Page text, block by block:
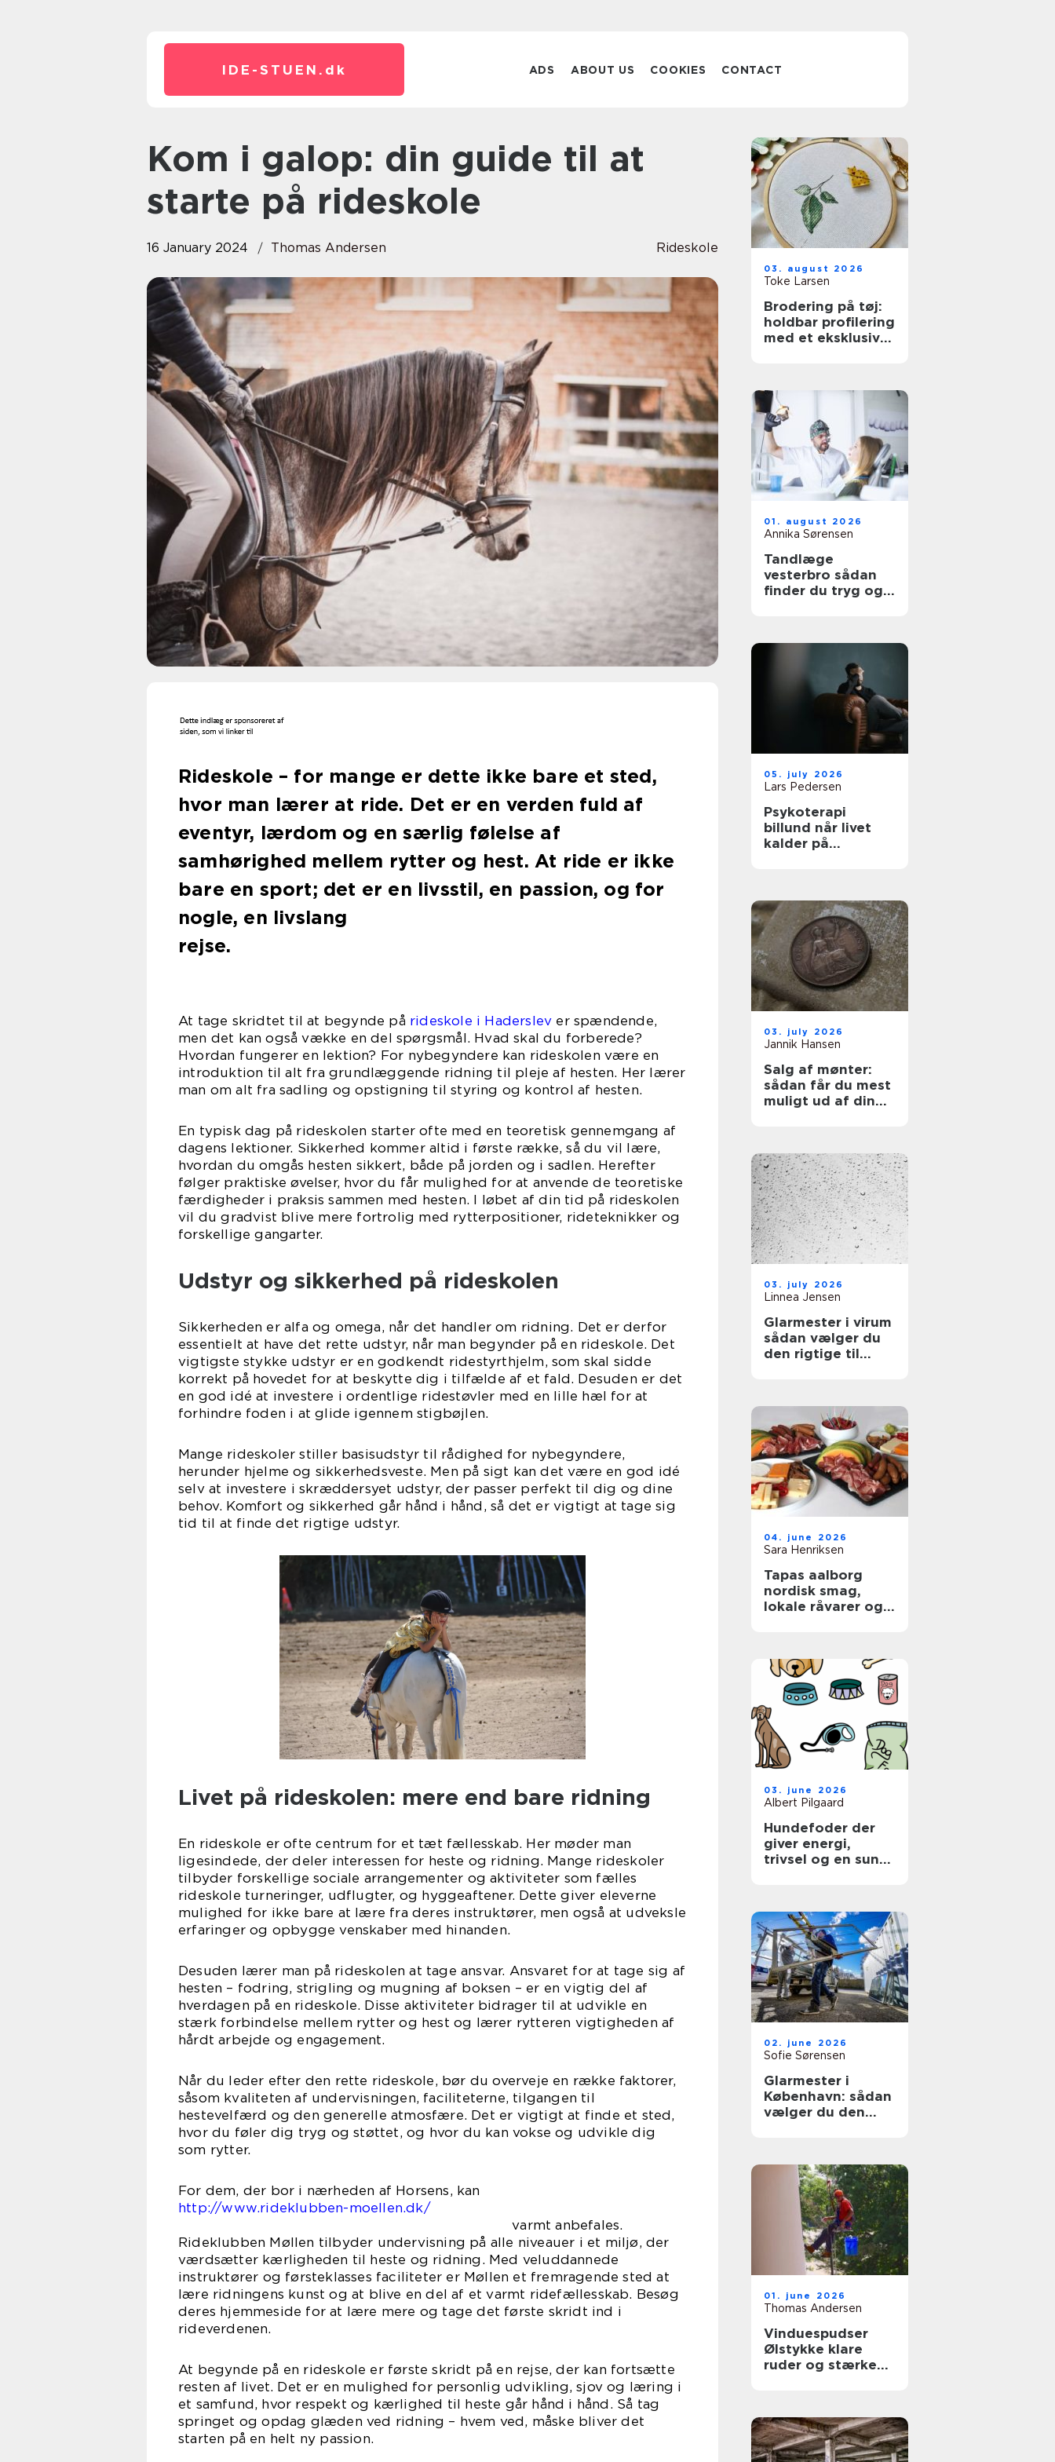
IDE-STUEN. dk ADS ABOUT US COOKIES CONTACT
Kom i galop: din guide til at
starte på rideskole
16 January 2024 Thomas Andersen Rideskole
Rideskole – for mange er dette ikke bare et sted,
hvor man lærer at ride. Det er en verden fuld af
eventyr, lærdom og en særlig følelse af
samhørighed mellem rytter og hest. At ride er ikke
bare en sport; det er en livsstil, en passion, og for
nogle, en livslang
rejse.
At tage skridtet til at begynde på rideskole i Haderslev er spændende,
men det kan også vække en del spørgsmål. Hvad skal du forberede?
Hvordan fungerer en lektion? For nybegyndere kan rideskolen være en
introduktion til alt fra grundlæggende ridning til pleje af hesten. Her lærer
man om alt fra sadling og opstigning til styring og kontrol af hesten.
En typisk dag på rideskolen starter ofte med en teoretisk gennemgang af
dagens lektioner. Sikkerhed kommer altid i første række, så du vil lære,
hvordan du omgås hesten sikkert, både på jorden og i sadlen. Herefter
følger praktiske øvelser, hvor du får mulighed for at anvende de teoretiske
færdigheder i praksis sammen med hesten. I løbet af din tid på rideskolen
vil du gradvist blive mere fortrolig med rytterpositioner, rideteknikker og
forskellige gangarter.
Udstyr og sikkerhed på rideskolen
Sikkerheden er alfa og omega, når det handler om ridning. Det er derfor
essentielt at have det rette udstyr, når man begynder på en rideskole. Det
vigtigste stykke udstyr er en godkendt ridestyrthjelm, som skal sidde
korrekt på hovedet for at beskytte dig i tilfælde af et fald. Desuden er det
en god idé at investere i ordentlige ridestøvler med en lille hæl for at
forhindre foden i at glide igennem stigbøjlen.
Mange rideskoler stiller basisudstyr til rådighed for nybegyndere,
herunder hjelme og sikkerhedsveste. Men på sigt kan det være en god idé
selv at investere i skræddersyet udstyr, der passer perfekt til dig og dine
behov. Komfort og sikkerhed går hånd i hånd, så det er vigtigt at tage sig
tid til at finde det rigtige udstyr.
Livet på rideskolen: mere end bare ridning
En rideskole er ofte centrum for et tæt fællesskab. Her møder man
ligesindede, der deler interessen for heste og ridning. Mange rideskoler
tilbyder forskellige sociale arrangementer og aktiviteter som fælles
rideskole turneringer, udflugter, og hyggeaftener. Dette giver eleverne
mulighed for ikke bare at lære fra deres instruktører, men også at udveksle
erfaringer og opbygge venskaber med hinanden.
Desuden lærer man på rideskolen at tage ansvar. Ansvaret for at tage sig af
hesten – fodring, strigling og mugning af boksen – er en vigtig del af
hverdagen på en rideskole. Disse aktiviteter bidrager til at udvikle en
stærk forbindelse mellem rytter og hest og lærer rytteren vigtigheden af
hårdt arbejde og engagement.
Når du leder efter den rette rideskole, bør du overveje en række faktorer,
såsom kvaliteten af undervisningen, faciliteterne, tilgangen til
hestevelfærd og den generelle atmosfære. Det er vigtigt at finde et sted,
hvor du føler dig tryg og støttet, og hvor du kan vokse og udvikle dig
som rytter.
For dem, der bor i nærheden af Horsens, kan
http://www.rideklubben-moellen.dk/
varmt anbefales.
Rideklubben Møllen tilbyder undervisning på alle niveauer i et miljø, der
værdsætter kærligheden til heste og ridning. Med veluddannede
instruktører og førsteklasses faciliteter er Møllen et fremragende sted at
lære ridningens kunst og at blive en del af et varmt ridefællesskab. Besøg
deres hjemmeside for at lære mere og tage det første skridt ind i
rideverdenen.
At begynde på en rideskole er første skridt på en rejse, der kan fortsætte
resten af livet. Det er en mulighed for personlig udvikling, sjov og læring i
et samfund, hvor respekt og kærlighed til heste går hånd i hånd. Så tag
springet og opdag glæden ved ridning – hvem ved, måske bliver det
starten på en helt ny passion.
03. august 2026
Toke Larsen
Brodering på tøj:
holdbar profilering
med et eksklusivt
01. august 2026
Annika Sørensen
Tandlæge
vesterbro sådan
finder du tryg og
05. july 2026
Lars Pedersen
Psykoterapi
billund når livet
kalder på
03. july 2026
Jannik Hansen
Salg af mønter:
sådan får du mest
muligt ud af din
03. july 2026
Linnea Jensen
Glarmester i virum
sådan vælger du
den rigtige til
04. june 2026
Sara Henriksen
Tapas aalborg
nordisk smag,
lokale råvarer og
03. june 2026
Albert Pilgaard
Hundefoder der
giver energi,
trivsel og en sund
02. june 2026
Sofie Sørensen
Glarmester i
København: sådan
vælger du den
01. june 2026
Thomas Andersen
Vinduespudser
Ølstykke klare
ruder og stærke